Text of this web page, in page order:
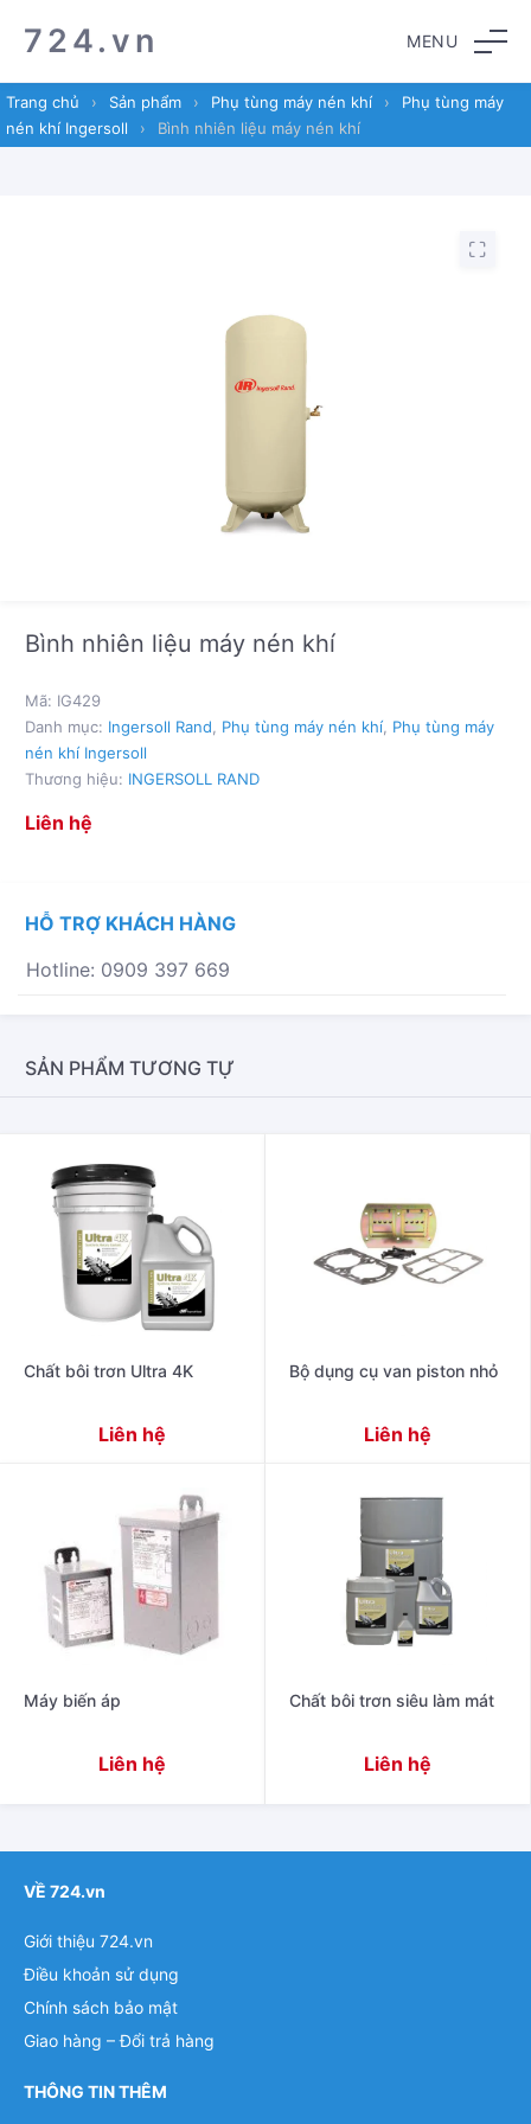
to
navigation
to
content
724.vn MENU
Trang chủ › Sản phẩm › Phụ tùng máy nén khí ›
Phụ tùng máy
nén khí Ingersoll
› Bình nhiên liệu máy nén khí
Bình nhiên liệu máy nén khí
Liên hệ
Mã: IG429
Danh mục: Ingersoll Rand Phụ tùng máy nén khí Phụ tùng máy
nén khí Ingersoll
Thương hiệu: INGERSOLL RAND
HỖ TRỢ KHÁCH HÀNG
Hotline: 0909 397 669
SẢN PHẨM TƯƠNG TỰ
Chất bôi trơn Ultra 4K
Liên hệ
Bộ dụng cụ van piston nhỏ
Liên hệ
Máy biến áp
Liên hệ
Chất bôi trơn siêu làm mát
Liên hệ
VỀ 724.vn
Giới thiệu 724.vn
Điều khoản sử dụng
Chính sách bảo mật
Giao hàng – Đổi trả hàng
THÔNG TIN THÊM